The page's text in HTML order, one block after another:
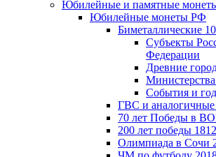
Юбилейные и памятные
Юбилейные монеты РФ
Биметаллические
Субъекты
Федерации
Древние
События и
ГВС и аналогичные
70 лет Победы в
200 лет победы 1812
Олимпиада в Сочи